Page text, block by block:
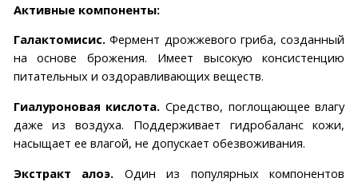
Активные компоненты:
Галактомисис.Фермент дрожжевого гриба, созданный
на основе брожения. Имеет высокую консистенцию
питательных и оздоравливающих веществ.
Гиалуроновая кислота. Средство, поглощающее влагу
даже из воздуха. Поддерживает гидробаланс кожи,
насыщает ее влагой, не допускает обезвоживания.
Экстракт алоэ. Один из популярных компонентов